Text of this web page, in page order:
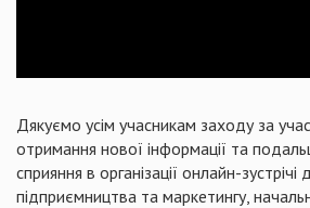
Дякуємо усім учасникам заходу за
отримання нової інформації та
сприяння в організації онлайн-
підприємництва та маркетингу,